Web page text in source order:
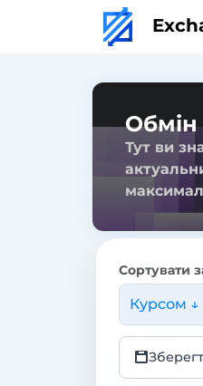
Обмін
Тут ви
Сортувати
Курсом ↓